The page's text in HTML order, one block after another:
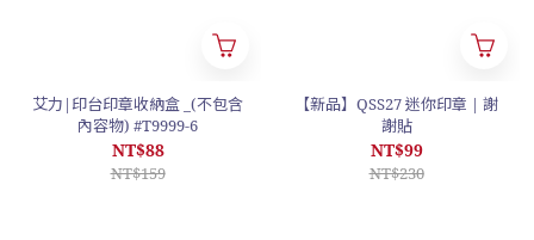
艾力|印台印章收納盒 _(不包含
內容物) #T9999-6
NT$88
NT$159
【新品】QSS27 迷你印章 | 謝
謝貼
NT$99
NT$230